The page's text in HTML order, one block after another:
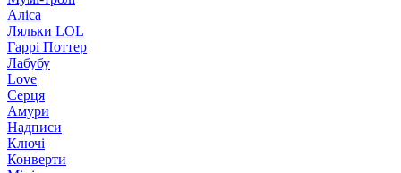
Аліса
Ляльки LOL
Гаррі Поттер
Лабубу
Love
Серця
Амури
Надписи
Ключі
Конверти